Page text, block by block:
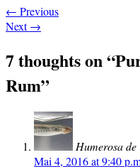
← Previous
Next→
7 thoughts on “
Rum”
Humerosa
Mai 4, 2016 at 9:40